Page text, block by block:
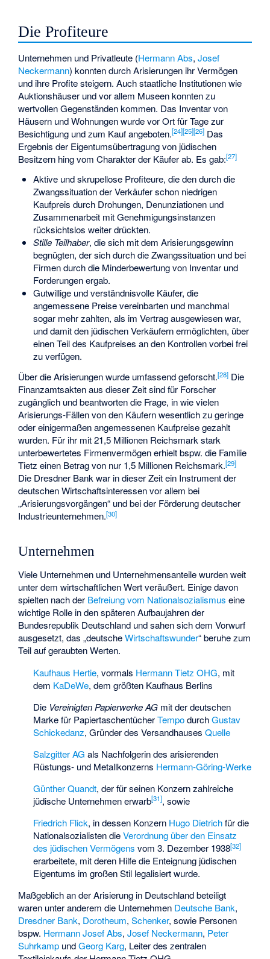
Die Profiteure
Unternehmen und Privatleute (Hermann Abs,Josef
Neckermann) konnten durch Arisierungen ihr Vermögen
und ihre Profite steigern. Auch staatliche Institutionen wie
Auktionshäuser und vor allem Museen konnten zu
wertvollen Gegenständen kommen. Das Inventar von
Häusern und Wohnungen wurde vor Ort für Tage zur
Besichtigung und zum Kauf angeboten.[24][25][26] Das
Ergebnis der Eigentumsübertragung von jüdischen
Besitzern hing vom Charakter der Käufer ab. Es gab:[27]
Aktive und skrupellose Profiteure, die den durch die
Zwangssituation der Verkäufer schon niedrigen
Kaufpreis durch Drohungen, Denunziationen und
Zusammenarbeit mit Genehmigungsinstanzen
rücksichtslos weiter drückten.
Stille Teilhaber, die sich mit dem Arisierungsgewinn
begnügten, der sich durch die Zwangssituation und bei
Firmen durch die Minderbewertung von Inventar und
Forderungen ergab.
Gutwillige und verständnisvolle Käufer, die
angemessene Preise vereinbarten und manchmal
sogar mehr zahlten, als im Vertrag ausgewiesen war,
und damit den jüdischen Verkäufern ermöglichten, über
einen Teil des Kaufpreises an den Kontrollen vorbei frei
zu verfügen.
Über die Arisierungen wurde umfassend geforscht.[28] Die
Finanzamtsakten aus dieser Zeit sind für Forscher
zugänglich und beantworten die Frage, in wie vielen
Arisierungs-Fällen von den Käufern wesentlich zu geringe
oder einigermaßen angemessenen Kaufpreise gezahlt
wurden. Für ihr mit 21,5 Millionen Reichsmark stark
unterbewertetes Firmenvermögen erhielt bspw. die Familie
Tietz einen Betrag von nur 1,5 Millionen Reichsmark.[29]
Die Dresdner Bank war in dieser Zeit ein Instrument der
deutschen Wirtschaftsinteressen vor allem bei
„Arisierungsvorgängen“ und bei der Förderung deutscher
Industrieunternehmen.[30]
Unternehmen
Viele Unternehmen und Unternehmensanteile wurden weit
unter dem wirtschaftlichen Wert veräußert. Einige davon
spielten nach der Befreiung vom Nationalsozialismus eine
wichtige Rolle in den späteren Aufbaujahren der
Bundesrepublik Deutschland und sahen sich dem Vorwurf
ausgesetzt, das „deutscheWirtschaftswunder“ beruhe zum
Teil auf geraubten Werten.
Kaufhaus Hertie, vormals Hermann Tietz OHG, mit
dem KaDeWe, dem größten Kaufhaus Berlins
Die Vereinigten Papierwerke AGmit der deutschen
Marke für PapiertaschentücherTempodurchGustav
Schickedanz, Gründer des Versandhauses Quelle
Salzgitter AG als Nachfolgerin des arisierenden
Rüstungs- und Metallkonzerns Hermann-Göring-Werke
Günther Quandt, der für seinen Konzern zahlreiche
jüdische Unternehmen erwarb[31], sowie
Friedrich Flick, in dessen Konzern Hugo Dietrichfür die
Nationalsozialisten dieVerordnung über den Einsatz
des jüdischen Vermögens vom 3. Dezember 1938[32]
erarbeitete, mit deren Hilfe die Enteignung jüdischen
Eigentums im großen Stil legalisiert wurde.
Maßgeblich an der Arisierung in Deutschland beteiligt
waren unter anderem die Unternehmen Deutsche Bank,
Dresdner Bank, Dorotheum,Schenker, sowie Personen
bspw. Hermann Josef Abs,Josef Neckermann, Peter
Suhrkamp undGeorg Karg, Leiter des zentralen